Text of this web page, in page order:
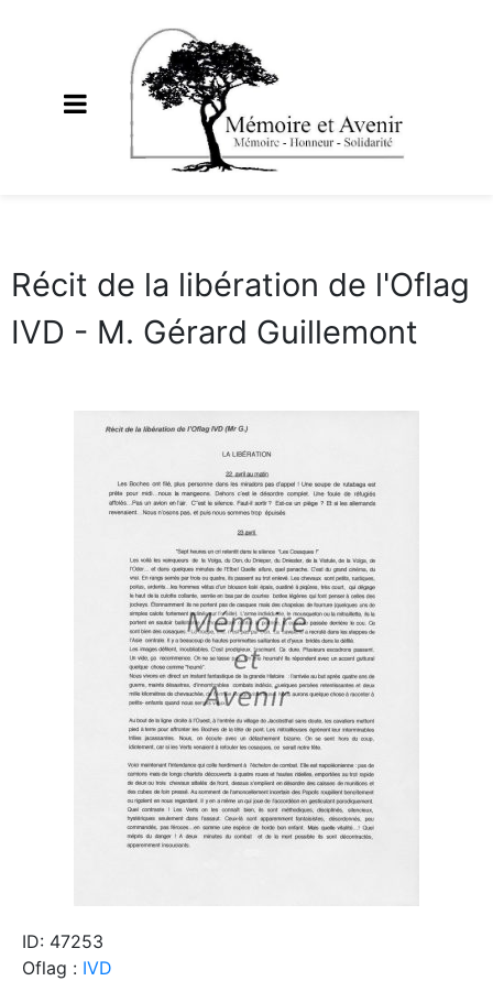
Récit de la libération de l'Oflag
IVD - M. Gérard Guillemont
ID: 47253
Oflag : IVD